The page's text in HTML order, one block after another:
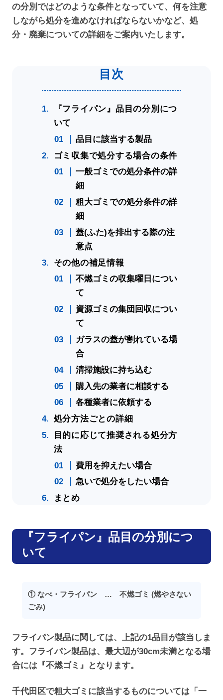
の分別ではどのような条件となっていて、何を注意
しながら処分を進めなければならないかなど、処
分・廃棄についての詳細をご案内いたします。
『フライパン』品目の分別につ
いて
品目に該当する製品
ゴミ収集で処分する場合の条件
一般ゴミでの処分条件の詳
細
粗大ゴミでの処分条件の詳
細
蓋(ふた)を排出する際の注
意点
その他の補足情報
不燃ゴミの収集曜日につい
て
資源ゴミの集団回収につい
て
ガラスの蓋が割れている場
合
清掃施設に持ち込む
購入先の業者に相談する
各種業者に依頼する
処分方法ごとの詳細
目的に応じて推奨される処分方
法
費用を抑えたい場合
急いで処分をしたい場合
まとめ
『フライパン』品目の分別につ
いて
① なべ・フライパン … 不燃ゴミ (燃やさない
ごみ)
フライパン製品に関しては、上記の1品目が該当しま
す。フライパン製品は、最大辺が30cm未満となる場
合には『不燃ゴミ』となります。
千代田区で粗大ゴミに該当するものについては「一